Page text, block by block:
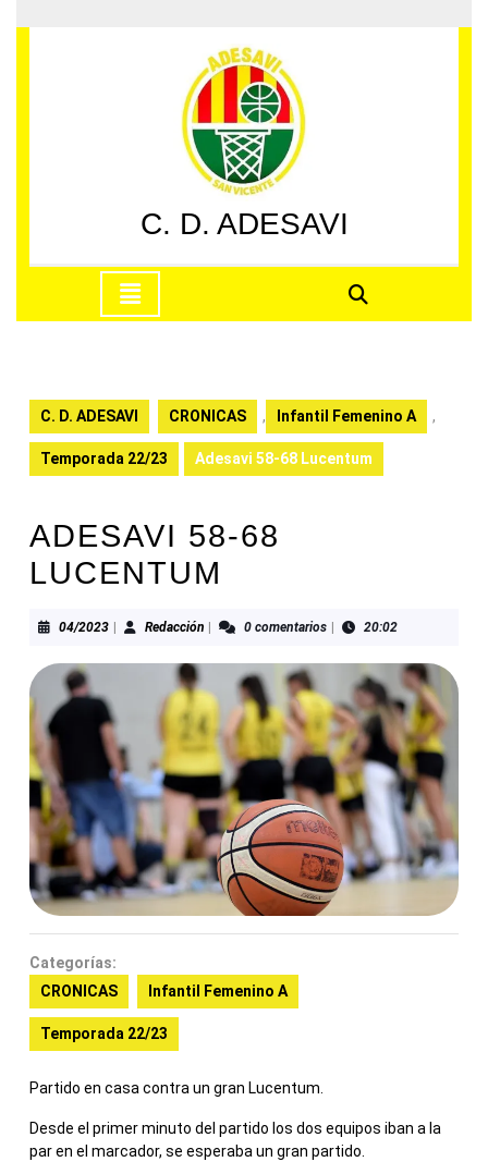
al
C. D. ADESAVI
apertura
C. D. ADESAVI CRONICAS , Infantil Femenino A ,
Temporada 22/23 Adesavi 58-68 Lucentum
ADESAVI 58-68
LUCENTUM
04/202304/2023RedacciónRedacción0 comentarios 20:02
Categorías:
CRONICAS
Infantil Femenino A
Temporada 22/23
Partido en casa contra un gran Lucentum.
Desde el primer minuto del partido los dos equipos iban a la
par en el marcador, se esperaba un gran partido.